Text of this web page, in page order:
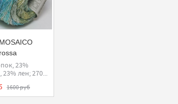
23%
23% лен; 270...
1600 руб